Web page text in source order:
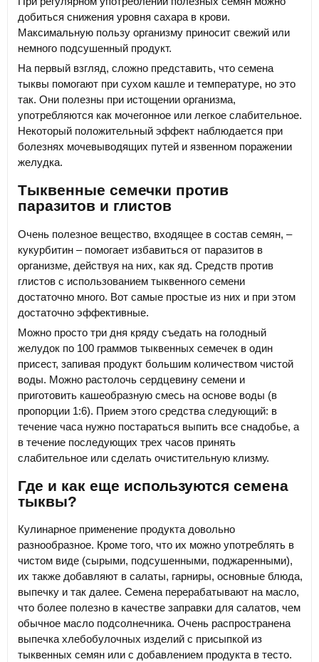
добиться снижения уровня сахара в крови.
Максимальную пользу организму приносит свежий или
немного подсушенный продукт.
На первый взгляд, сложно представить, что семена
тыквы помогают при сухом кашле и температуре, но это
так. Они полезны при истощении организма,
употребляются как мочегонное или легкое слабительное.
Некоторый положительный эффект наблюдается при
болезнях мочевыводящих путей и язвенном поражении
желудка.
Тыквенные семечки против
паразитов и глистов
Очень полезное вещество, входящее в состав семян, –
кукурбитин – помогает избавиться от паразитов в
организме, действуя на них, как яд. Средств против
глистов с использованием тыквенного семени
достаточно много. Вот самые простые из них и при этом
достаточно эффективные.
Можно просто три дня кряду съедать на голодный
желудок по 100 граммов тыквенных семечек в один
присест, запивая продукт большим количеством чистой
воды. Можно растолочь сердцевину семени и
приготовить кашеобразную смесь на основе воды (в
пропорции 1:6). Прием этого средства следующий: в
течение часа нужно постараться выпить все снадобье, а
в течение последующих трех часов принять
слабительное или сделать очистительную клизму.
Где и как еще используются семена
тыквы?
Кулинарное применение продукта довольно
разнообразное. Кроме того, что их можно употреблять в
чистом виде (сырыми, подсушенными, поджаренными),
их также добавляют в салаты, гарниры, основные блюда,
выпечку и так далее. Семена перерабатывают на масло,
что более полезно в качестве заправки для салатов, чем
обычное масло подсолнечника. Очень распространена
выпечка хлебобулочных изделий с присыпкой из
тыквенных семян или с добавлением продукта в тесто.